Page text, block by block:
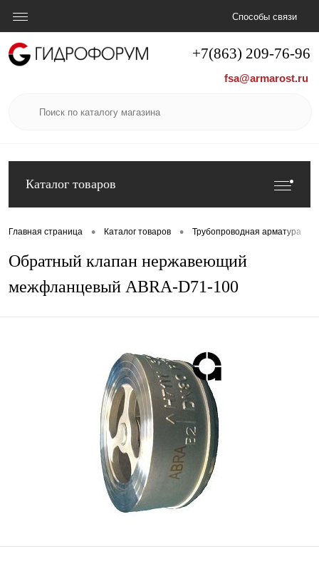
+7(863) 209-76-96
fsa@armarost.ru
Способы связи
Каталог товаров
Главная страница • Каталог товаров • Трубопроводная арматура
Обратный клапан нержавеющий
межфланцевый ABRA-D71-100